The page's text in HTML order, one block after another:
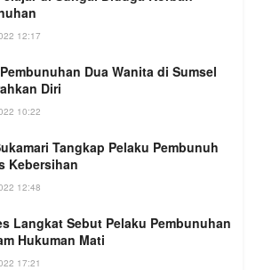
12:17
Dua Wanita di Sumsel
Diri
10:22
Tangkap Pelaku Pembunuh
Kebersihan
12:48
Langkat Sebut Pelaku Pembunuhan
Hukuman Mati
17:21